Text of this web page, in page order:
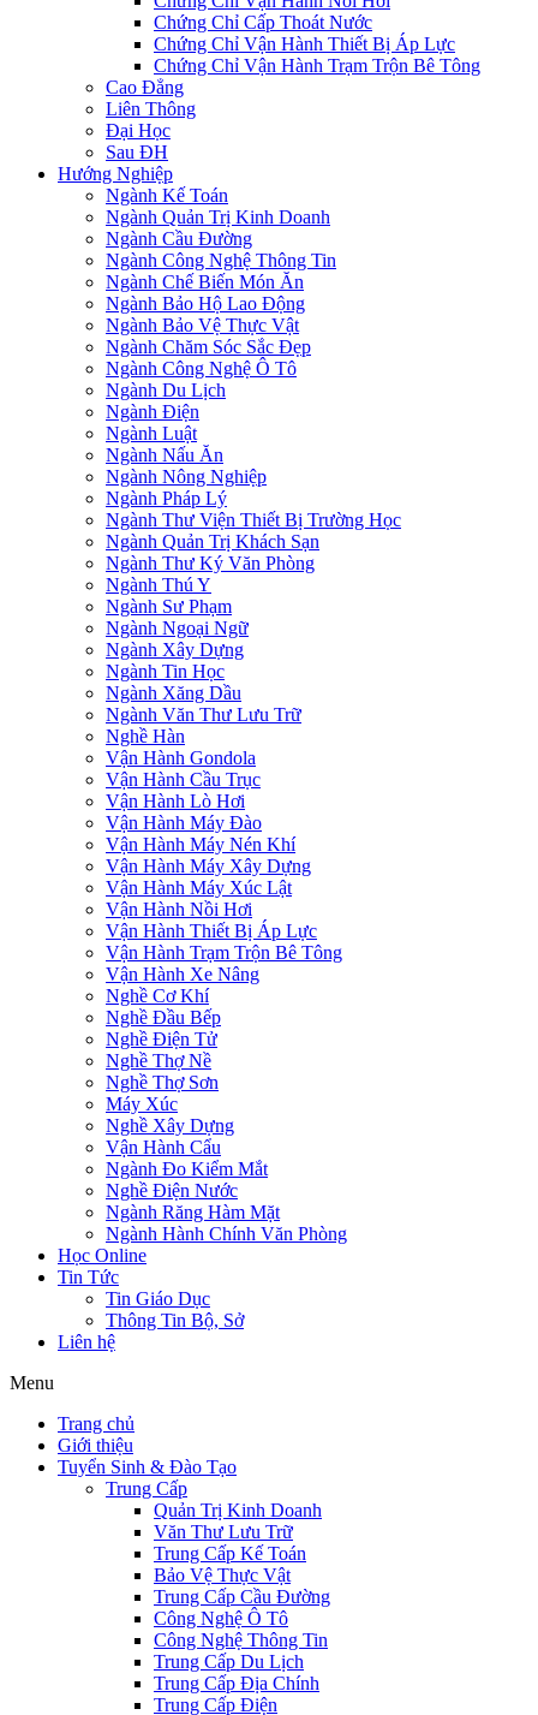
Chứng Chỉ Cấp Thoát Nước
Chứng Chỉ Vận Hành Thiết Bị Áp Lực
Chứng Chỉ Vận Hành Trạm Trộn Bê Tông
Cao Đẳng
Liên Thông
Đại Học
Sau ĐH
Hướng Nghiệp
Ngành Kế Toán
Ngành Quản Trị Kinh Doanh
Ngành Cầu Đường
Ngành Công Nghệ Thông Tin
Ngành Chế Biến Món Ăn
Ngành Bảo Hộ Lao Động
Ngành Bảo Vệ Thực Vật
Ngành Chăm Sóc Sắc Đẹp
Ngành Công Nghệ Ô Tô
Ngành Du Lịch
Ngành Điện
Ngành Luật
Ngành Nấu Ăn
Ngành Nông Nghiệp
Ngành Pháp Lý
Ngành Thư Viện Thiết Bị Trường Học
Ngành Quản Trị Khách Sạn
Ngành Thư Ký Văn Phòng
Ngành Thú Y
Ngành Sư Phạm
Ngành Ngoại Ngữ
Ngành Xây Dựng
Ngành Tin Học
Ngành Xăng Dầu
Ngành Văn Thư Lưu Trữ
Nghề Hàn
Vận Hành Gondola
Vận Hành Cầu Trục
Vận Hành Lò Hơi
Vận Hành Máy Đào
Vận Hành Máy Nén Khí
Vận Hành Máy Xây Dựng
Vận Hành Máy Xúc Lật
Vận Hành Nồi Hơi
Vận Hành Thiết Bị Áp Lực
Vận Hành Trạm Trộn Bê Tông
Vận Hành Xe Nâng
Nghề Cơ Khí
Nghề Đầu Bếp
Nghề Điện Tử
Nghề Thợ Nề
Nghề Thợ Sơn
Máy Xúc
Nghề Xây Dựng
Vận Hành Cẩu
Ngành Đo Kiểm Mắt
Nghề Điện Nước
Ngành Răng Hàm Mặt
Ngành Hành Chính Văn Phòng
Học Online
Tin Tức
Tin Giáo Dục
Thông Tin Bộ, Sở
Liên hệ
Menu
Trang chủ
Giới thiệu
Tuyển Sinh & Đào Tạo
Trung Cấp
Quản Trị Kinh Doanh
Văn Thư Lưu Trữ
Trung Cấp Kế Toán
Bảo Vệ Thực Vật
Trung Cấp Cầu Đường
Công Nghệ Ô Tô
Công Nghệ Thông Tin
Trung Cấp Du Lịch
Trung Cấp Địa Chính
Trung Cấp Điện